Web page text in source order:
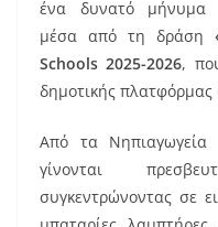
b
o
o
k
ένα δυνατό μήνυμα
μέσα από τη δράση
Schools 2025-2026,
δημοτικής πλατφόρμας
Από τα Νηπιαγωγεία
γίνονται
συγκεντρώνοντας σε